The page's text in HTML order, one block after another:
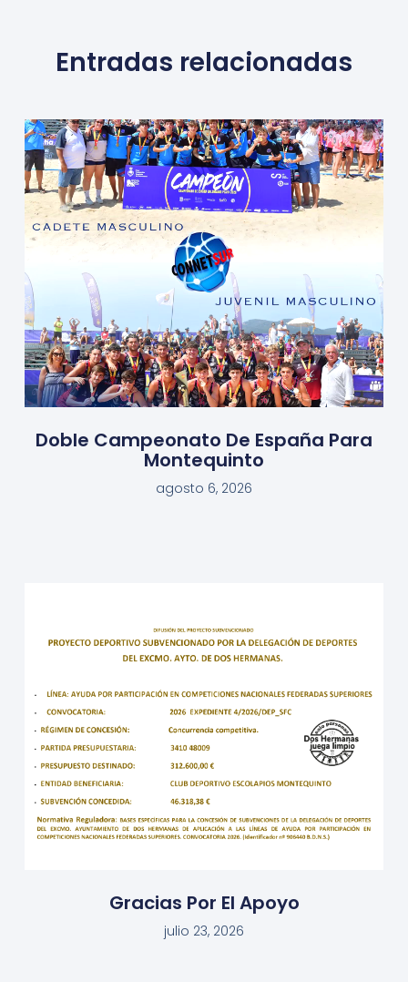
Entradas relacionadas
Doble Campeonato De España Para
Montequinto
agosto 6, 2026
Gracias Por El Apoyo
julio 23, 2026